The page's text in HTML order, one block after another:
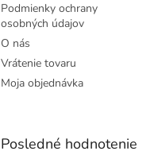
Podmienky ochrany
osobných údajov
O nás
Vrátenie tovaru
Moja objednávka
Posledné hodnotenie